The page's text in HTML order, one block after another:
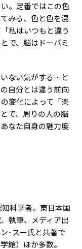
。定番ではこの色
みる、色と色を混
私はいつもと違う
で、脳はドーパミ
ない気がする…と
自分とは違う前向
変化によって「楽
で、周りの人の脳
なた自身の魅力度
科学者。東日本国
執筆、メディア出
･スー氏と共著で
館）ほか多数。